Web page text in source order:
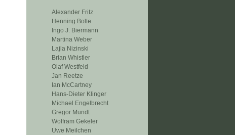
Alexander Fritz
Henning Bolte
Ingo J. Biermann
Martina Weber
Lajla Nizinski
Brian Whistler
Olaf Westfeld
Jan Reetze
Ian McCartney
Hans-Dieter Klinger
Michael Engelbrecht
Gregor Mundt
Wolfram Gekeler
Uwe Meilchen